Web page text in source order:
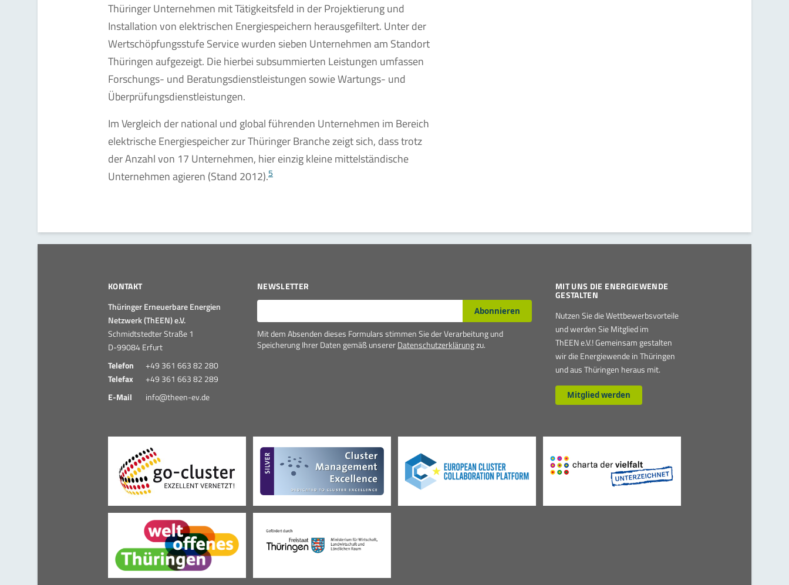
Thüringer Unternehmen mit Tätigkeitsfeld in der Projektierung und
Installation von elektrischen Energiespeichern herausgefiltert. Unter der
Wertschöpfungsstufe Service wurden sieben Unternehmen am Standort
Thüringen aufgezeigt. Die hierbei subsummierten Leistungen umfassen
Forschungs- und Beratungsdienstleistungen sowie Wartungs- und
Überprüfungsdienstleistungen.
Im Vergleich der national und global führenden Unternehmen im Bereich
elektrische Energiespeicher zur Thüringer Branche zeigt sich, dass trotz
der Anzahl von 17 Unternehmen, hier einzig kleine mittelständische
Unternehmen agieren (Stand 2012).5
KONTAKT
Thüringer Erneuerbare Energien
Netzwerk (ThEEN) e.V.
Schmidtstedter Straße 1
D-99084 Erfurt
Telefon
+49 361 663 82 280
Telefax
+49 361 663 82 289
E-Mail
info@theen-ev.de
NEWSLETTER
E-Mail* Abonnieren
Mit dem Absenden dieses Formulars stimmen Sie der Verarbeitung und
Speicherung Ihrer Daten gemäß unsererDatenschutzerklärungzu.
MIT UNS DIE ENERGIEWENDE
GESTALTEN
Nutzen Sie die Wettbewerbsvorteile
und werden Sie Mitglied im
ThEEN e.V.! Gemeinsam gestalten
wir die Energiewende in Thüringen
und aus Thüringen heraus mit.
Mitglied werden